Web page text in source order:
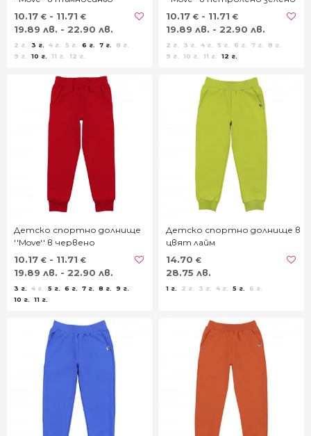
10.17 € - 11.71 €
19.89 лв. - 22.90 лв.
2 г. 3 г. 4 г. 5 г. 6 г. 7 г.
8 г.
9 г.
10 г. 11 г. 12 г.
10.17 € - 11.71 €
19.89 лв. - 22.90 лв.
2 г. 3 г. 4 г. 5 г. 6 г. 7 г.
8 г.
9 г.
10 г. 11 г. 12 г.
Детско спортно долнище
''Move'' в червено
10.17 € - 11.71 €
19.89 лв. - 22.90 лв.
3 г. 4 г. 5 г. 6 г. 7 г. 8 г.
9 г.
10 г.
11 г.
Детско спортно долнище в
цвят лайм
14.70 €
28.75 лв.
1 г. 2 г. 3 г. 4 г. 5 г. 6 г.